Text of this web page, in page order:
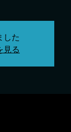
した
見る